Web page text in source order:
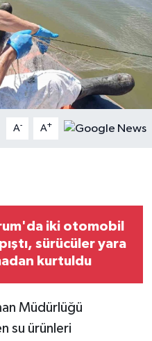
A- A+
iki otomobil
sürücüler yara
kurtuldu
Müdürlüğü
su ürünleri